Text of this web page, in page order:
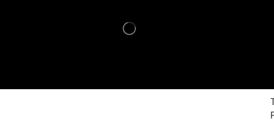
Copyright © 2026 Micelion Games | Todos los